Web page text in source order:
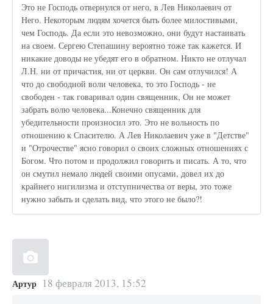
Это не Господь отвернулся от него, в Лев Николаевич от
Него. Некоторым людям хочется быть более милостивыми,
чем Господь. Да если это невозможно, они будут настаивать
на своем. Сергею Степашину вероятно тоже так кажется. И
никакие доводы не убедят его в обратном. Никто не отлучал
Л.Н. ни от причастия, ни от церкви. Он сам отлучился! А
что до свободной воли человека, то это Господь - не
свободен - так говаривал один священник, Он не может
забрать волю человека...Конечно священник для
убедительности произносил это. Это не вольность по
отношению к Спасителю. А Лев Николаевич уже в "Детстве"
и "Отрочестве" ясно говорил о своих сложных отношениях с
Богом. Что потом и продолжил говорить и писать. А то, что
он смутил немало людей своими опусами, довел их до
крайнего нигилизма и отступничества от веры, это тоже
нужно забыть и сделать вид, что этого не было?!
Артур 18 февраля 2013, 15:52